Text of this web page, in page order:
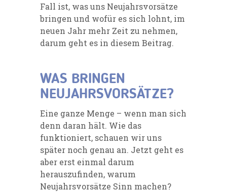
Fall ist, was uns Neujahrsvorsätze
bringen und wofür es sich lohnt, im
neuen Jahr mehr Zeit zu nehmen,
darum geht es in diesem Beitrag.
WAS BRINGEN
NEUJAHRSVORSÄTZE?
Eine ganze Menge – wenn man sich
denn daran hält. Wie das
funktioniert, schauen wir uns
später noch genau an. Jetzt geht es
aber erst einmal darum
herauszufinden, warum
Neujahrsvorsätze Sinn machen?